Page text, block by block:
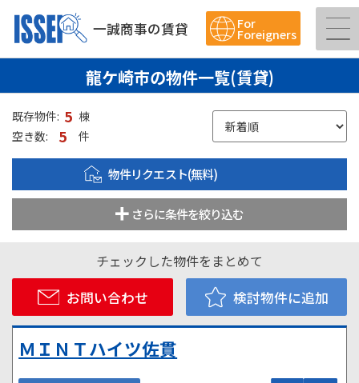
一誠商事の賃貸 For
Foreigners
龍ケ崎市の物件一覧(賃貸)
既存物件: 5 棟
空き数:
5 件
物件リクエスト(無料)
さらに条件を絞り込む
チェックした物件をまとめて
お問い合わせ
検討物件に追加
ＭＩＮＴハイツ佐貫